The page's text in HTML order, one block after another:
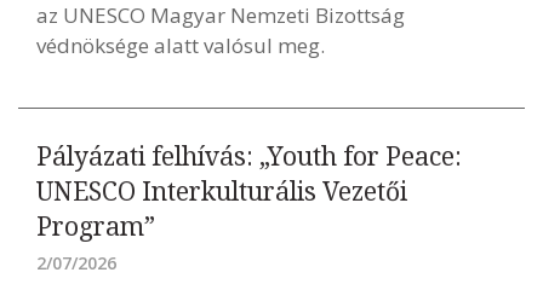
az UNESCO Magyar Nemzeti Bizottság
védnöksége alatt valósul meg.
Pályázati felhívás: „Youth for Peace:
UNESCO Interkulturális Vezetői
Program”
2/07/2026